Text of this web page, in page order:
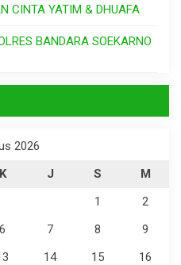
CINTA YATIM & DHUAFA
BANDARA SOEKARNO
2026
K J S
M
1
2
6 7 8
9
14 15
16